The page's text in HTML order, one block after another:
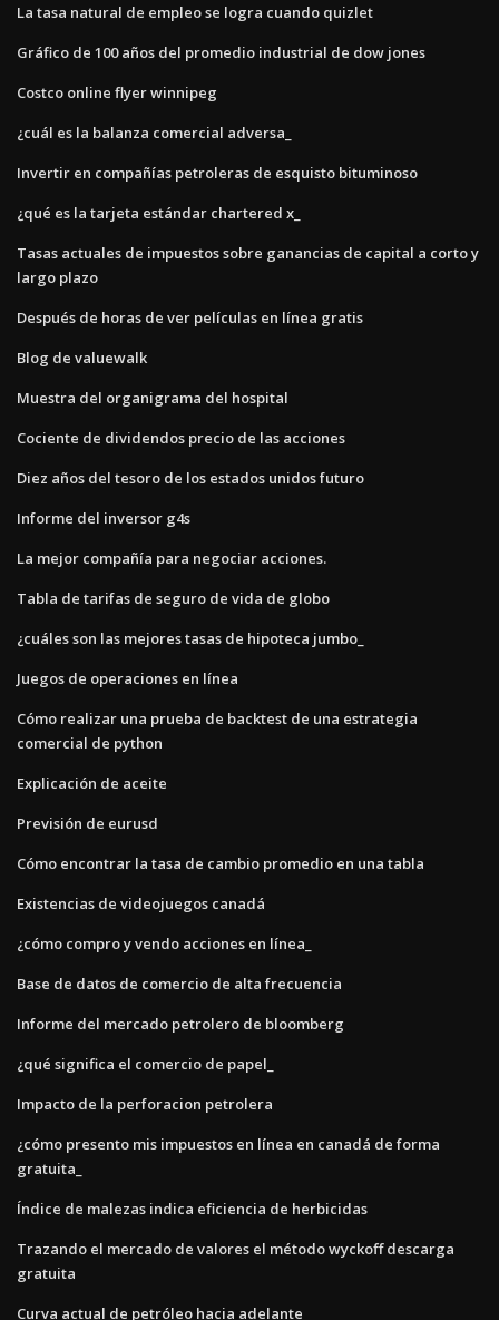
La tasa natural de empleo se logra cuando quizlet
Gráfico de 100 años del promedio industrial de dow jones
Costco online flyer winnipeg
¿cuál es la balanza comercial adversa_
Invertir en compañías petroleras de esquisto bituminoso
¿qué es la tarjeta estándar chartered x_
Tasas actuales de impuestos sobre ganancias de capital a corto y
largo plazo
Después de horas de ver películas en línea gratis
Blog de valuewalk
Muestra del organigrama del hospital
Cociente de dividendos precio de las acciones
Diez años del tesoro de los estados unidos futuro
Informe del inversor g4s
La mejor compañía para negociar acciones.
Tabla de tarifas de seguro de vida de globo
¿cuáles son las mejores tasas de hipoteca jumbo_
Juegos de operaciones en línea
Cómo realizar una prueba de backtest de una estrategia
comercial de python
Explicación de aceite
Previsión de eurusd
Cómo encontrar la tasa de cambio promedio en una tabla
Existencias de videojuegos canadá
¿cómo compro y vendo acciones en línea_
Base de datos de comercio de alta frecuencia
Informe del mercado petrolero de bloomberg
¿qué significa el comercio de papel_
Impacto de la perforacion petrolera
¿cómo presento mis impuestos en línea en canadá de forma
gratuita_
Índice de malezas indica eficiencia de herbicidas
Trazando el mercado de valores el método wyckoff descarga
gratuita
Curva actual de petróleo hacia adelante